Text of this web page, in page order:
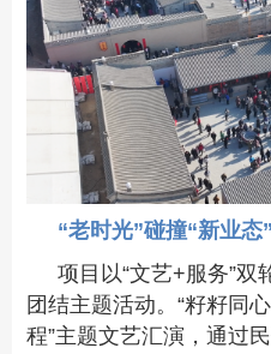
“老时光”碰撞“新业态”
项目以“文艺+服务”
团结主题活动。“籽籽同
程”主题文艺汇演，通过